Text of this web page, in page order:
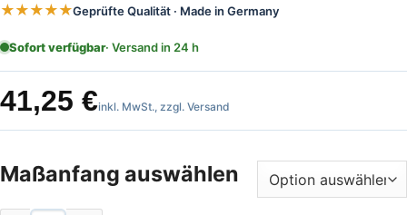
★★★★★Geprüfte Qualität · Made in Germany
Sofort verfügbar· Versand in 24 h
41,25 €inkl. MwSt., zzgl. Versand
Maßanfang auswählen